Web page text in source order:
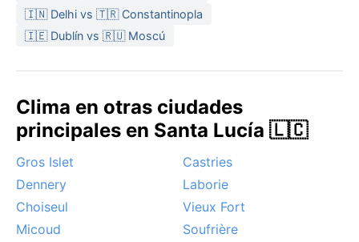
🇮🇳 Delhi vs 🇹🇷 Constantinopla
🇮🇪 Dublín vs 🇷🇺 Moscú
Clima en otras ciudades
principales en Santa Lucía 🇱🇨
Gros Islet
Castries
Dennery
Laborie
Choiseul
Vieux Fort
Micoud
Soufrière